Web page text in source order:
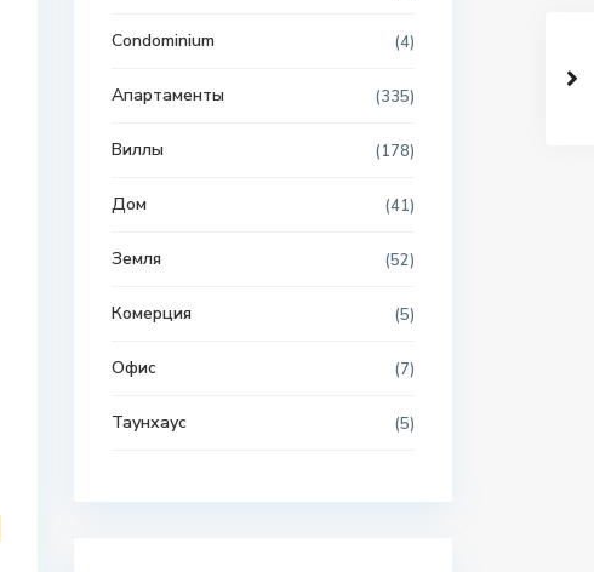
Condominium (4)
Апартаменты (335)
Виллы (178)
Дом (41)
Земля (52)
Комерция (5)
Офис (7)
Таунхаус (5)